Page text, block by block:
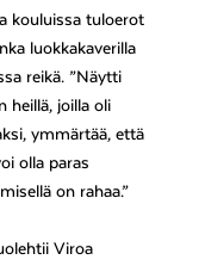
kouluissa tuloerot
luokkakaverilla
reikä. ”Näytti
heillä, joilla oli
ymmärtää, että
olla paras
on rahaa.”
Viroa